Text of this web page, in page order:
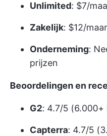
Unlimited: $7/
Zakelijk: $12/
Onderneming:
prijzen
Beoordelingen en
G2: 4.7/5 (6.000+
Capterra: 4.7/5